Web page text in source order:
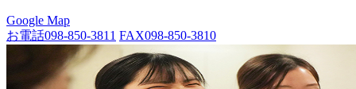
Google Map
お電話098-850-3811 FAX098-850-3810